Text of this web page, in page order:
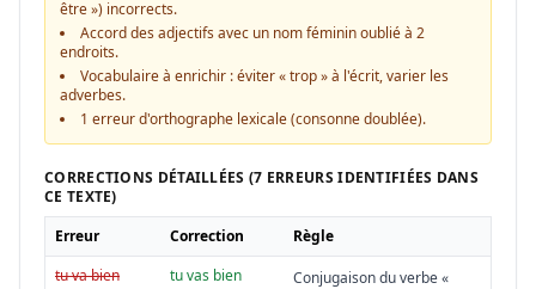
être ») incorrects.
Accord des adjectifs avec un nom féminin oublié à 2
endroits.
Vocabulaire à enrichir : éviter « trop » à l'écrit, varier les
adverbes.
1 erreur d'orthographe lexicale (consonne doublée).
CORRECTIONS DÉTAILLÉES (7 ERREURS IDENTIFIÉES DANS
CE TEXTE)
Erreur
Correction
Règle
tu va bien
tu vas bien
Conjugaison du verbe «